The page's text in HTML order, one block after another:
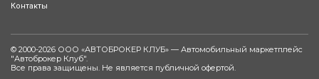
Контакты
© 2000-2026 ООО «АВТОБРОКЕР КЛУБ» — Автомобильный маркетплейс
"Автоброкер Клуб".
Все права защищены. Не является публичной офертой.